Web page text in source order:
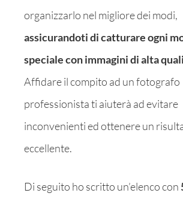
organizzarlo nel migliore dei modi,
assicurandoti di catturare ogni
speciale con immagini di alta
Affidare il compito ad un fotografo
professionista ti aiuterà ad evitare
inconvenienti ed ottenere un
eccellente.
Di seguito ho scritto un’elenco con